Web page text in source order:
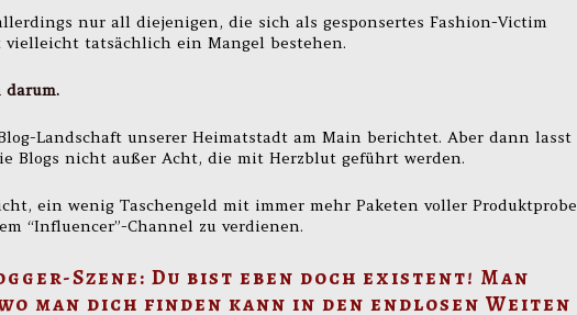
nur all diejenigen, die sich als gesponsertes Fashion-Victim
tatsächlich ein Mangel bestehen.
Landschaft unserer Heimatstadt am Main berichtet. Aber dann lasst
Blogs nicht außer Acht, die mit Herzblut geführt werden.
ein wenig Taschengeld mit immer mehr Paketen voller
“Influencer”-Channel zu verdienen.
Szene: Du bist eben doch existent! Man
man dich finden kann in den endlosen Weiten